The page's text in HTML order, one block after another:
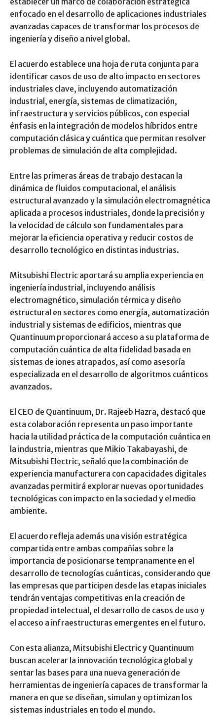
enfocado en el desarrollo de aplicaciones industriales
avanzadas capaces de transformar los procesos de
ingeniería y diseño a nivel global.
El acuerdo establece una hoja de ruta conjunta para
identificar casos de uso de alto impacto en sectores
industriales clave, incluyendo automatización
industrial, energía, sistemas de climatización,
infraestructura y servicios públicos, con especial
énfasis en la integración de modelos híbridos entre
computación clásica y cuántica que permitan resolver
problemas de simulación de alta complejidad.
Entre las primeras áreas de trabajo destacan la
dinámica de fluidos computacional, el análisis
estructural avanzado y la simulación electromagnética
aplicada a procesos industriales, donde la precisión y
la velocidad de cálculo son fundamentales para
mejorar la eficiencia operativa y reducir costos de
desarrollo tecnológico en distintas industrias.
Mitsubishi Electric aportará su amplia experiencia en
ingeniería industrial, incluyendo análisis
electromagnético, simulación térmica y diseño
estructural en sectores como energía, automatización
industrial y sistemas de edificios, mientras que
Quantinuum proporcionará acceso a su plataforma de
computación cuántica de alta fidelidad basada en
sistemas de iones atrapados, así como asesoría
especializada en el desarrollo de algoritmos cuánticos
avanzados.
El CEO de Quantinuum, Dr. Rajeeb Hazra, destacó que
esta colaboración representa un paso importante
hacia la utilidad práctica de la computación cuántica en
la industria, mientras que Mikio Takabayashi, de
Mitsubishi Electric, señaló que la combinación de
experiencia manufacturera con capacidades digitales
avanzadas permitirá explorar nuevas oportunidades
tecnológicas con impacto en la sociedad y el medio
ambiente.
El acuerdo refleja además una visión estratégica
compartida entre ambas compañías sobre la
importancia de posicionarse tempranamente en el
desarrollo de tecnologías cuánticas, considerando que
las empresas que participen desde las etapas iniciales
tendrán ventajas competitivas en la creación de
propiedad intelectual, el desarrollo de casos de uso y
el acceso a infraestructuras emergentes en el futuro.
Con esta alianza, Mitsubishi Electric y Quantinuum
buscan acelerar la innovación tecnológica global y
sentar las bases para una nueva generación de
herramientas de ingeniería capaces de transformar la
manera en que se diseñan, simulan y optimizan los
sistemas industriales en todo el mundo.